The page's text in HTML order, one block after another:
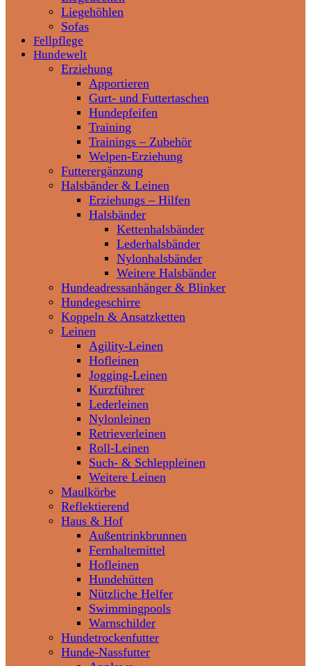
Liegehöhlen
Sofas
Fellpflege
Hundewelt
Erziehung
Apportieren
Gurt- und Futtertaschen
Hundepfeifen
Training
Trainings – Zubehör
Welpen-Erziehung
Futterergänzung
Halsbänder & Leinen
Erziehungs – Hilfen
Halsbänder
Kettenhalsbänder
Lederhalsbänder
Nylonhalsbänder
Weitere Halsbänder
Hundeadressanhänger & Blinker
Hundegeschirre
Koppeln & Ansatzketten
Leinen
Agility-Leinen
Hofleinen
Jogging-Leinen
Kurzführer
Lederleinen
Nylonleinen
Retrieverleinen
Roll-Leinen
Such- & Schleppleinen
Weitere Leinen
Maulkörbe
Reflektierend
Haus & Hof
Außentrinkbrunnen
Fernhaltemittel
Hofleinen
Hundehütten
Nützliche Helfer
Swimmingpools
Warnschilder
Hundetrockenfutter
Hunde-Nassfutter